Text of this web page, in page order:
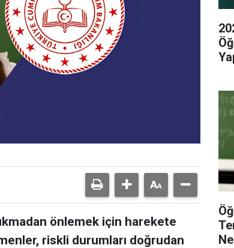
önlemek için harekete
riskli durumları doğrudan